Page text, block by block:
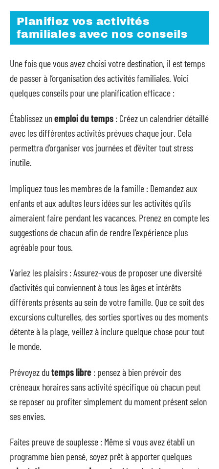
Planifiez vos activités
familiales avec nos conseils
Une fois que vous avez choisi votre destination, il est temps
de passer à l’organisation des activités familiales. Voici
quelques conseils pour une planification efficace :
Établissez unemploi du temps : Créez un calendrier détaillé
avec les différentes activités prévues chaque jour. Cela
permettra d’organiser vos journées et d’éviter tout stress
inutile.
Impliquez tous les membres de la famille : Demandez aux
enfants et aux adultes leurs idées sur les activités qu’ils
aimeraient faire pendant les vacances. Prenez en compte les
suggestions de chacun afin de rendre l’expérience plus
agréable pour tous.
Variez les plaisirs : Assurez-vous de proposer une diversité
d’activités qui conviennent à tous les âges et intérêts
différents présents au sein de votre famille. Que ce soit des
excursions culturelles, des sorties sportives ou des moments
détente à la plage, veillez à inclure quelque chose pour tout
le monde.
Prévoyez dutemps libre : pensez à bien prévoir des
créneaux horaires sans activité spécifique où chacun peut
se reposer ou profiter simplement du moment présent selon
ses envies.
Faites preuve de souplesse : Même si vous avez établi un
programme bien pensé, soyez prêt à apporter quelques